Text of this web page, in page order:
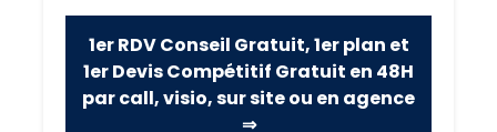
1er RDV Conseil Gratuit, 1er plan et
1er Devis Compétitif Gratuit en 48H
par call, visio, sur site ou en agence
⇒